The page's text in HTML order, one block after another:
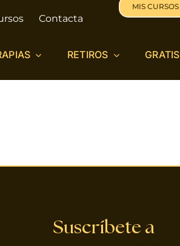
Contacta
MIS CURSOS
RETIROS GRATIS
Suscríbete a